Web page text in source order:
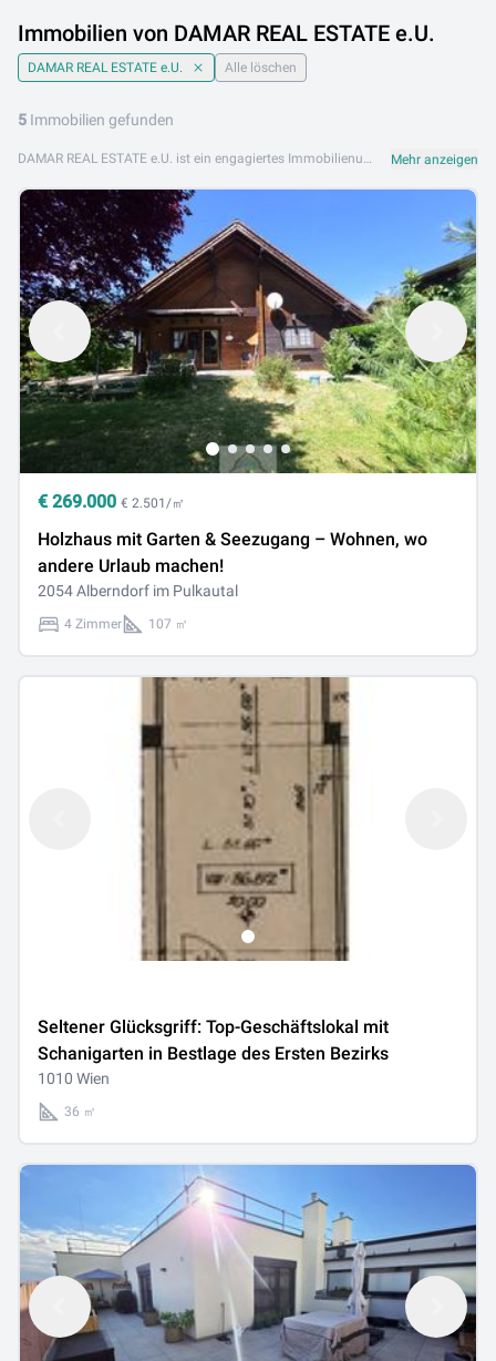
Immobilien von DAMAR REAL ESTATE e.U.
DAMAR REAL ESTATE e.U. Alle löschen
5 Immobilien gefunden
DAMAR REAL ESTATE e.U. ist ein engagiertes Immobilienunternehmen mit Sitz im 5. Wiener Bezirk. Das Unternehmen betreut Kunden bei der Suche, dem Kauf und der Vermietung von Wohn- und Gewerbeimmobilien in Wien und Österreich mit persönlichem Service. Das Leistungsangebot von DAMAR REAL ESTATE e.U. umfasst Eigentumswohnungen, Mietwohnungen, Einfamilienhäuser sowie Gewerbeflächen. Kundennähe, Kompetenz und vertrauensvolle Zusammenarbeit stehen im Mittelpunkt. DAMAR REAL ESTATE e.U. ist an folgenden Standorten aktiv: 1050 Wien. Entdecken Sie jetzt die Immobilienangebote von DAMAR REAL ESTATE e.U. auf Lib.at und finden Sie Ihre ideale Immobilie in Wien. Mehr anzeigen
€ 269.000 € 2.501/㎡
Holzhaus mit Garten & Seezugang – Wohnen, wo
andere Urlaub machen!
2054 Alberndorf im Pulkautal
4 Zimmer 107 ㎡
Seltener Glücksgriff: Top-Geschäftslokal mit
Schanigarten in Bestlage des Ersten Bezirks
1010 Wien
36 ㎡